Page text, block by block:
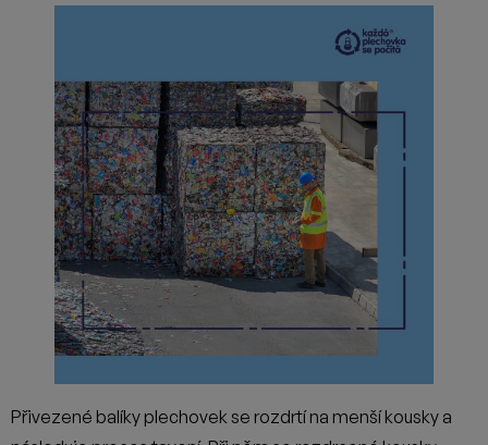
následuje proces tavení. Při něm se rozdrcené kousky